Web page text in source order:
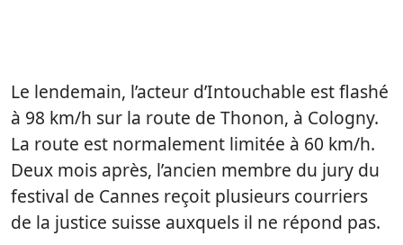
Le lendemain, l’acteur d’Intouchable est flashé
à 98 km/h sur la route de Thonon, à Cologny.
La route est normalement limitée à 60 km/h.
Deux mois après, l’ancien membre du jury du
festival de Cannes reçoit plusieurs courriers
de la justice suisse auxquels il ne répond pas.